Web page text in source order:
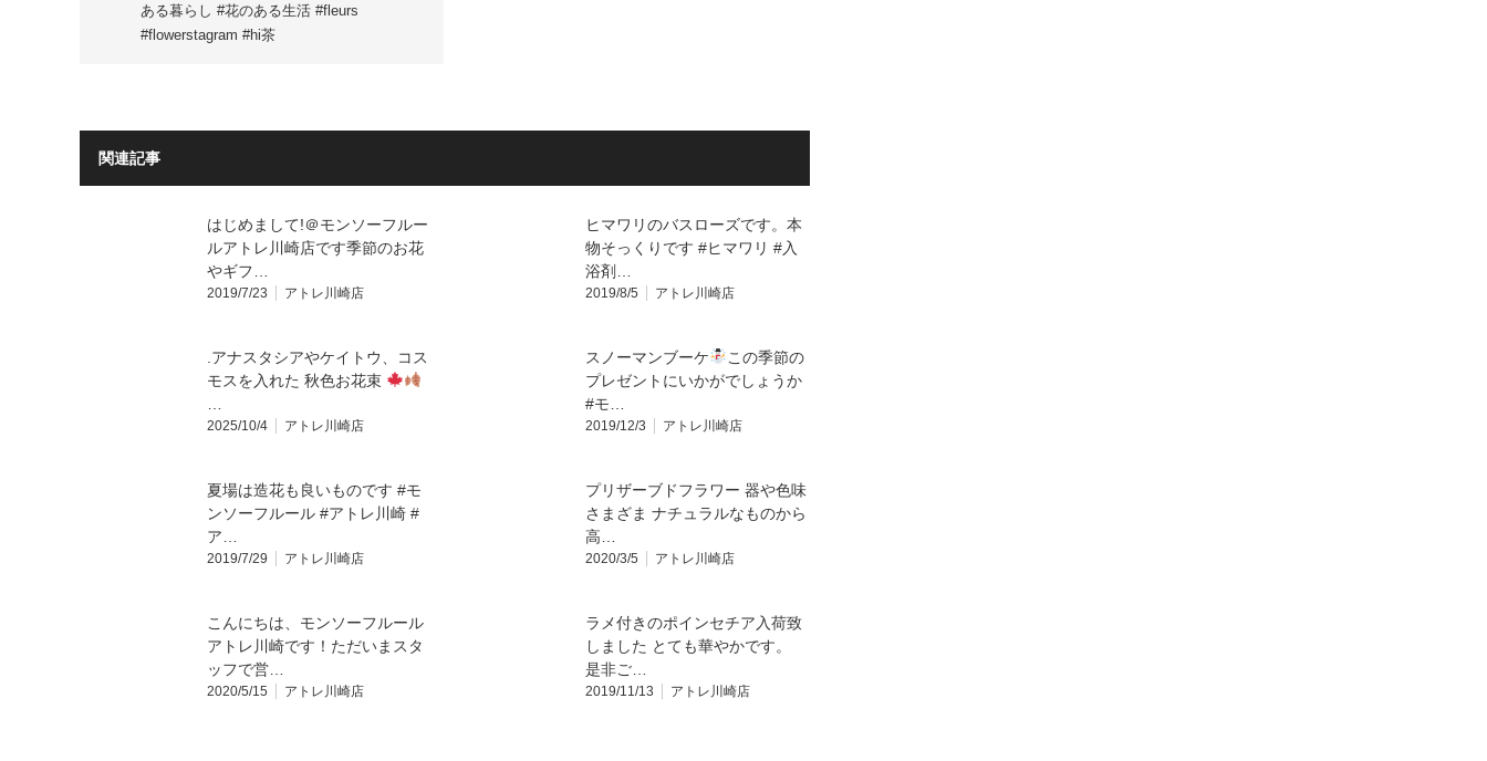
ある暮らし #花のある生活 #fleurs
#flowerstagram #hi茶
関連記事
はじめまして!＠モンソーフルー
ルアトレ川崎店です季節のお花
やギフ…
2019/7/23 アトレ川崎店
ヒマワリのバスローズです。本
物そっくりです #ヒマワリ #入
浴剤…
2019/8/5 アトレ川崎店
.アナスタシアやケイトウ、コス
モスを入れた 秋色お花束
2025/10/4 アトレ川崎店
スノーマンブーケ
この季節の
プレゼントにいかがでしょうか
#モ…
2019/12/3 アトレ川崎店
夏場は造花も良いものです #モ
ンソーフルール #アトレ川崎 #
ア…
2019/7/29 アトレ川崎店
プリザーブドフラワー 器や色味
さまざま️ ナチュラルなものから
高…
2020/3/5 アトレ川崎店
こんにちは、モンソーフルール
アトレ川崎です！ただいまスタ
ッフで営…
2020/5/15 アトレ川崎店
ラメ付きのポインセチア入荷致
しました とても華やかです。
是非ご…
2019/11/13 アトレ川崎店